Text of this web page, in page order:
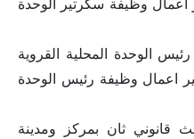
اعمال وظيفة سكرتير الوحدة
الوحدة المحلية القروية
اعمال وظيفة رئيس الوحدة
قانوني ثان بمركز ومدينة